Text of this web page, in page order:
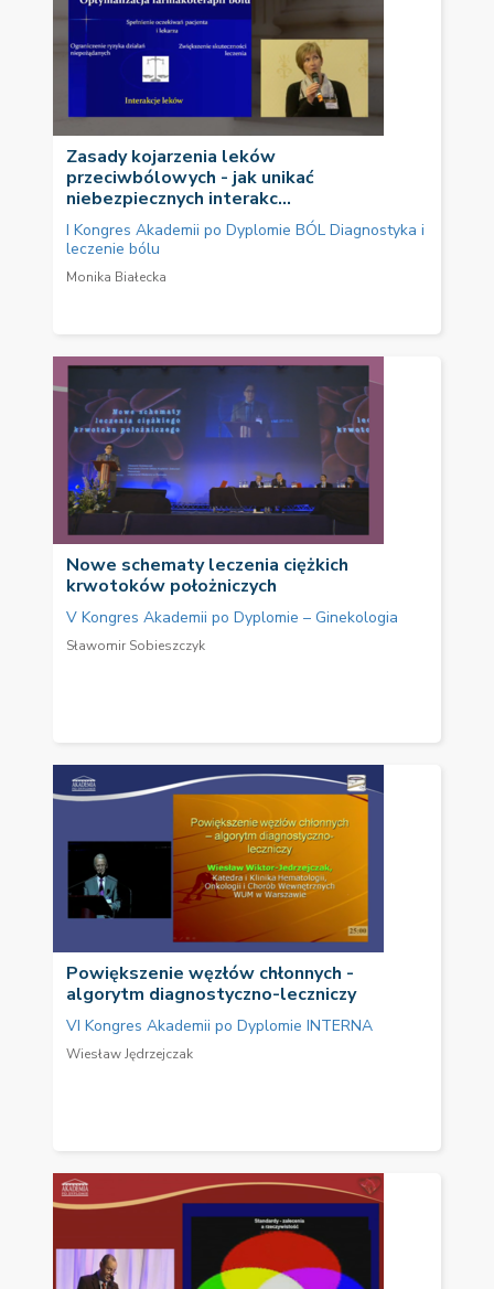
Zasady kojarzenia leków
przeciwbólowych - jak unikać
niebezpiecznych interakc...
I Kongres Akademii po Dyplomie BÓL Diagnostyka i
leczenie bólu
Monika Białecka
Nowe schematy leczenia ciężkich
krwotoków położniczych
V Kongres Akademii po Dyplomie – Ginekologia
Sławomir Sobieszczyk
Powiększenie węzłów chłonnych -
algorytm diagnostyczno-leczniczy
VI Kongres Akademii po Dyplomie INTERNA
Wiesław Jędrzejczak